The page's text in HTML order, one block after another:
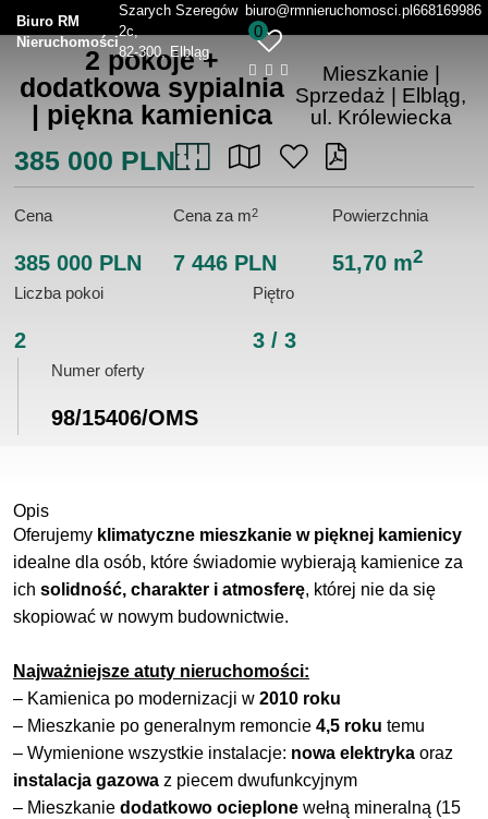
Biuro RM
Nieruchomości
Szarych Szeregów
2c
82-300, Elbląg
biuro@rmnieruchomosci.pl 668169986
0
2 pokoje +
dodatkowa sypialnia
| piękna kamienica
Mieszkanie |
Sprzedaż | Elbląg,
ul. Królewiecka
385 000 PLN
Cena
385 000 PLN
Cena za m2
7 446 PLN
Powierzchnia
51,70 m2
Liczba pokoi
2
Piętro
3 / 3
Numer oferty
98/15406/OMS
Opis
Oferujemy klimatyczne mieszkanie w pięknej kamienicy
idealne dla osób, które świadomie wybierają kamienice za
ich solidność, charakter i atmosferę, której nie da się
skopiować w nowym budownictwie.
Najważniejsze atuty nieruchomości:
– Kamienica po modernizacji w 2010 roku
– Mieszkanie po generalnym remoncie 4,5 roku temu
– Wymienione wszystkie instalacje: nowa elektryka oraz
instalacja gazowa z piecem dwufunkcyjnym
– Mieszkanie dodatkowo ocieplone wełną mineralną (15